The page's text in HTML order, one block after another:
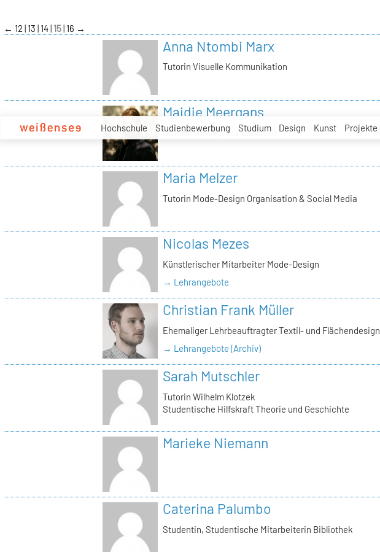
Hochschule Studienbewerbung Studium Design Kunst Projekte
← 12 13 14 15 16 →
Anna Ntombi Marx
Tutorin Visuelle Kommunikation
Maidje Meergans
Unterbrechung des Studiums
Maria Melzer
Tutorin Mode-Design Organisation & Social Media
Nicolas Mezes
Künstlerischer Mitarbeiter Mode-Design
→ Lehrangebote
Christian Frank Müller
Ehemaliger Lehrbeauftragter Textil- und Flächendesign
→ Lehrangebote (Archiv)
Sarah Mutschler
Tutorin Wilhelm Klotzek
Studentische Hilfskraft Theorie und Geschichte
Marieke Niemann
Caterina Palumbo
Studentin, Studentische Mitarbeiterin Bibliothek